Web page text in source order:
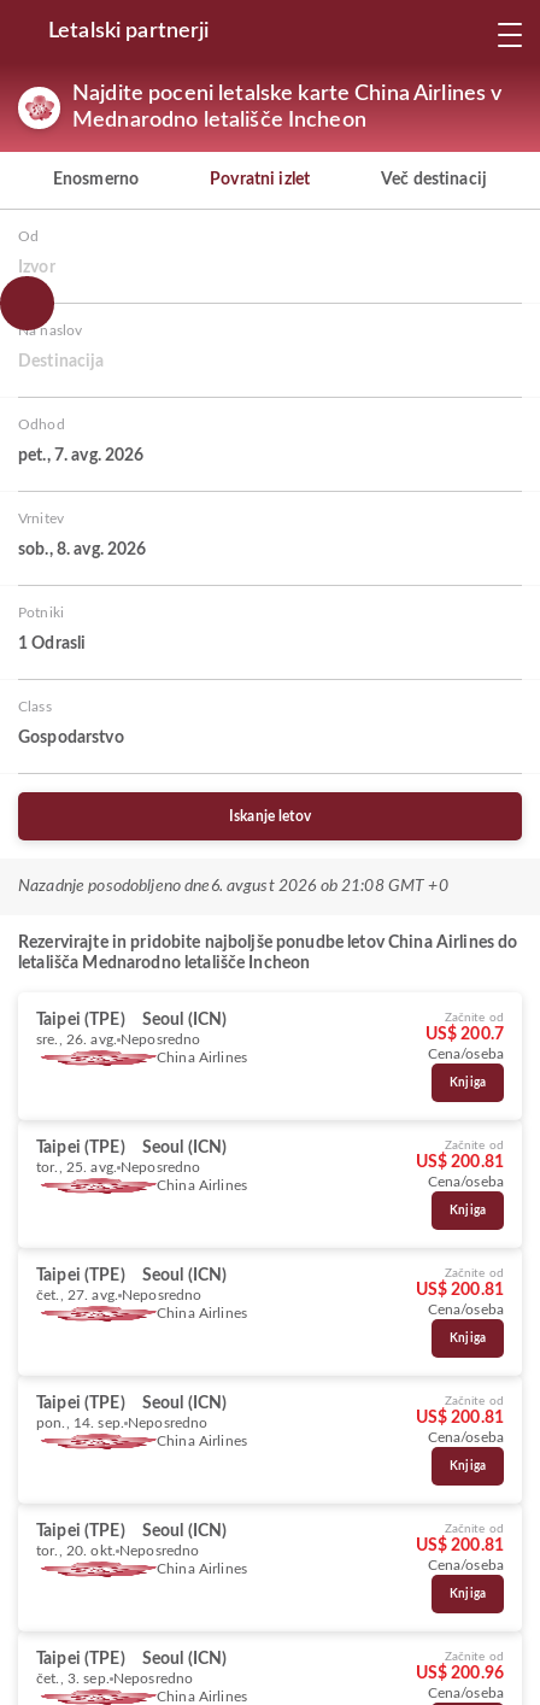
Letalski partnerji
Najdite poceni letalske karte China Airlines v
Mednarodno letališče Incheon
Enosmerno Povratni izlet Več destinacij
Od
Izvor
Na naslov
Destinacija
Odhod
pet., 7. avg. 2026
Vrnitev
sob., 8. avg. 2026
Potniki
1 Odrasli
Class
Gospodarstvo
Iskanje letov
Nazadnje posodobljeno dne 6. avgust 2026 ob 21:08 GMT +0
Rezervirajte in pridobite najboljše ponudbe letov China Airlines do
letališča Mednarodno letališče Incheon
Taipei (TPE) Seoul (ICN)
sre., 26. avg. Neposredno
China Airlines
Začnite od
US$ 200.7
Cena/oseba
Knjiga
Taipei (TPE) Seoul (ICN)
tor., 25. avg. Neposredno
China Airlines
Začnite od
US$ 200.81
Cena/oseba
Knjiga
Taipei (TPE) Seoul (ICN)
čet., 27. avg. Neposredno
China Airlines
Začnite od
US$ 200.81
Cena/oseba
Knjiga
Taipei (TPE) Seoul (ICN)
pon., 14. sep. Neposredno
China Airlines
Začnite od
US$ 200.81
Cena/oseba
Knjiga
Taipei (TPE) Seoul (ICN)
tor., 20. okt. Neposredno
China Airlines
Začnite od
US$ 200.81
Cena/oseba
Knjiga
Taipei (TPE) Seoul (ICN)
čet., 3. sep. Neposredno
China Airlines
Začnite od
US$ 200.96
Cena/oseba